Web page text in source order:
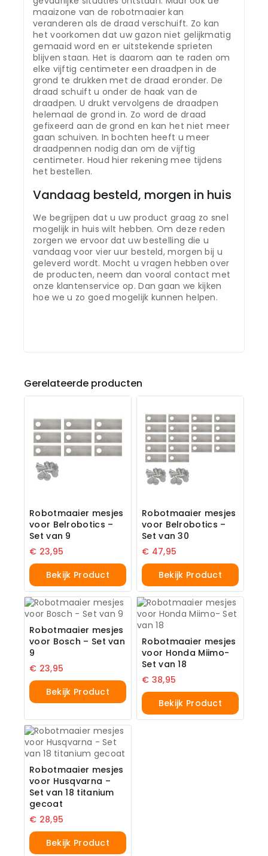
maaizone van de robotmaaier kan
veranderen als de draad verschuift. Zo kan
het voorkomen dat uw gazon niet gelijkmatig
gemaaid word en er uitstekende sprieten
blijven staan. Het is daarom aan te raden om
elke vijftig centimeter een draadpen in de
grond te drukken met de draad eronder. De
draad schuift u onder de haak van de
draadpen. U drukt vervolgens de draadpen
helemaal de grond in. Zo word de draad
gefixeerd aan de grond en kan het niet meer
gaan schuiven. In bochten heeft u meer
draadpennen nodig dan om de vijftig
centimeter. Houd hier rekening mee tijdens
het bestellen.
Vandaag besteld, morgen in huis
We begrijpen dat u uw product graag zo snel
mogelijk in huis wilt hebben. Om deze reden
zorgen we ervoor dat uw bestelling die u
vandaag voor vier uur besteld, morgen bij u
geleverd wordt. Mocht u vragen hebben over
de producten, neem dan vooral contact met
onze klantenservice op. Dan gaan we kijken
hoe we u zo goed mogelijk kunnen helpen.
Gerelateerde producten
Robotmaaier mesjes
voor Belrobotics –
Set van 9
€ 23,95
Bekijk Product
Robotmaaier mesjes
voor Belrobotics –
Set van 30
€ 47,95
Bekijk Product
Robotmaaier mesjes
voor Bosch – Set van
9
€ 23,95
Bekijk Product
Robotmaaier mesjes
voor Honda Miimo-
Set van 18
€ 38,95
Bekijk Product
Robotmaaier mesjes
voor Husqvarna –
Set van 18 titanium
gecoat
€ 28,95
Bekijk Product